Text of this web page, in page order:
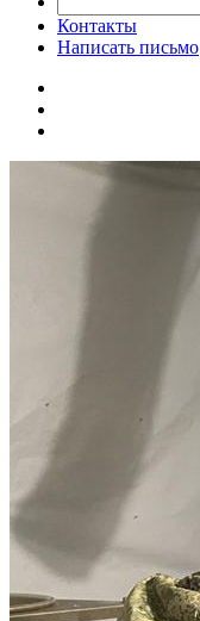
Контакты
Написать письмо